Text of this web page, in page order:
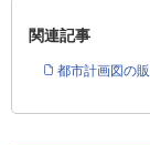
関連記事
都市計画図の